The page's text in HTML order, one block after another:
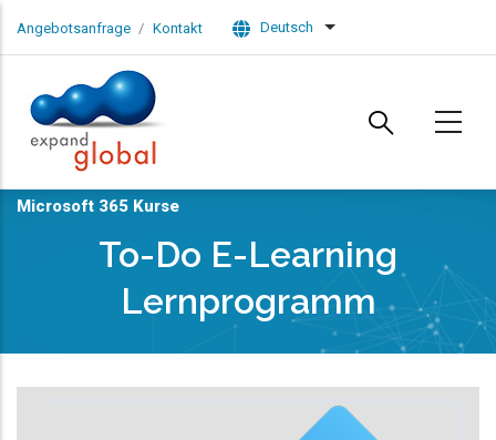
Angebotsanfrage Kontakt Deutsch List additional actions
Microsoft 365 Kurse
To-Do E-Learning
Lernprogramm